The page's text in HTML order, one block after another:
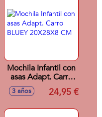
Mochila Infantil con
asas Adapt. Carro
BLUEY 20X28X8
3 años 24,95 €